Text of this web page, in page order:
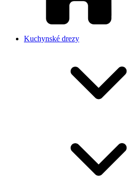
Kuchynské drezy